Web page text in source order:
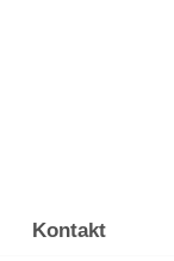
Kontakt